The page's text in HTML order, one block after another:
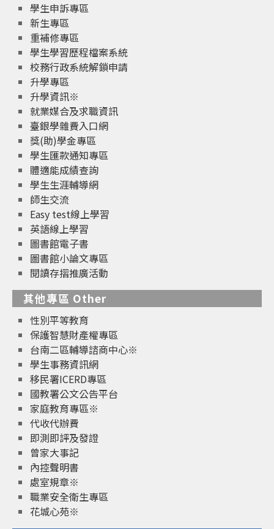
學生申訴專區
新生專區
重補修專區
學生學習歷程檔案系統
校務行政系統解鎖申請
升學專區
升學資訊※
就業媒合及求職資訊
臺銀學雜費入口網
獎(助)學金專區
學生匯款通知專區
體適能成績查詢
學生生涯輔導網
師生交流
Easy test線上學習
英語線上學習
圖書館電子書
圖書館小論文專區
閱讀存摺推廣活動
其他專區 Other
性別平等教育
保護智慧財產權專區
台南二區輔導諮商中心※
學生事務資訊網
移民署ICERD專區
國教署公文公告平台
家庭教育專區※
代收代辦費
即測即評及發證
曾家大事記
內控聲明書
處室規章※
職業安全衛生專區
花城心苑※